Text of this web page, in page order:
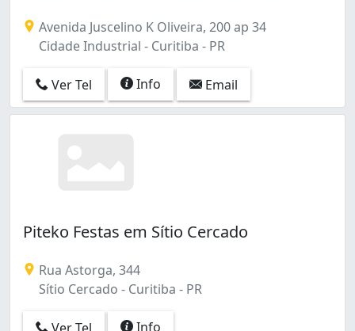
Avenida Juscelino K Oliveira, 200 ap 34
Cidade Industrial - Curitiba - PR
Ver Tel Info Email
Piteko Festas em Sítio Cercado
Rua Astorga, 344
Sítio Cercado - Curitiba - PR
Info